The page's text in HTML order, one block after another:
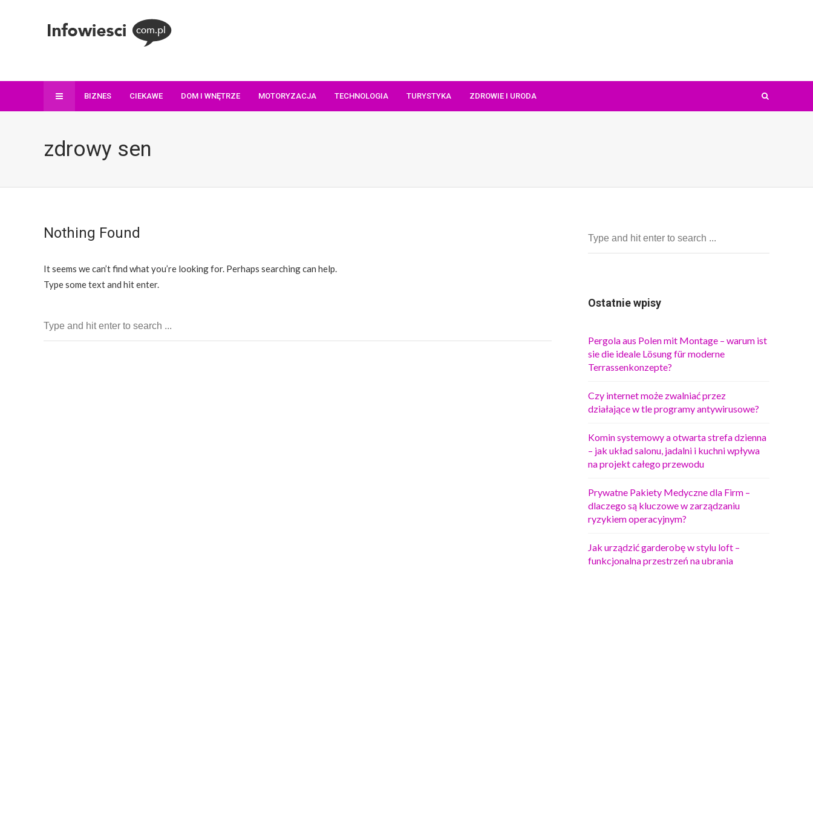
BIZNES CIEKAWE DOM I WNĘTRZE MOTORYZACJA TECHNOLOGIA TURYSTYKA ZDROWIE I URODA
zdrowy sen
Nothing Found
It seems we can’t find what you’re looking for. Perhaps searching can help.
Type some text and hit enter.
Ostatnie wpisy
Pergola aus Polen mit Montage – warum ist
sie die ideale Lösung für moderne
Terrassenkonzepte?
Czy internet może zwalniać przez
działające w tle programy antywirusowe?
Komin systemowy a otwarta strefa dzienna
– jak układ salonu, jadalni i kuchni wpływa
na projekt całego przewodu
Prywatne Pakiety Medyczne dla Firm –
dlaczego są kluczowe w zarządzaniu
ryzykiem operacyjnym?
Jak urządzić garderobę w stylu loft –
funkcjonalna przestrzeń na ubrania